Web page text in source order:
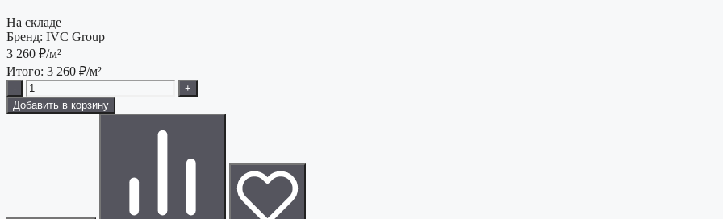
На складе
Бренд: IVC Group
3 260 ₽/м²
Итого: 3 260 ₽/м²
-
+
Добавить в корзину